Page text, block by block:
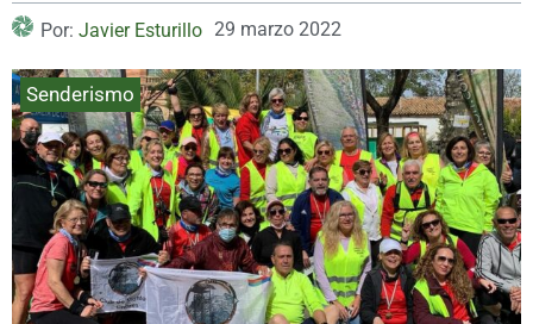
Por: Javier Esturillo 29 marzo 2022
Senderismo